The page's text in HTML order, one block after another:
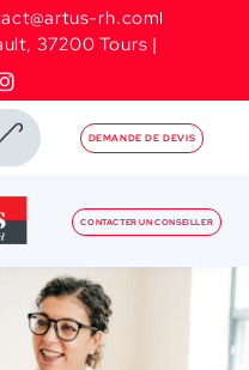
rh.com
37200 Tours |
DEMANDE DE DEVIS
CONTACTER UN CONSEILLER